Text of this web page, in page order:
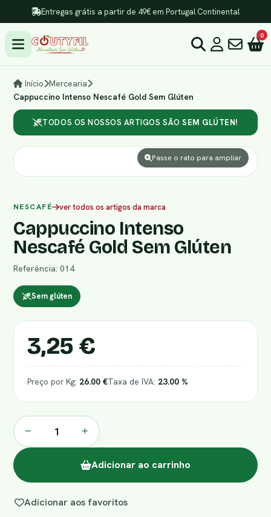
Entregas grátis a partir de 49€ em Portugal Continental
0
Início Mercearia
Cappuccino Intenso Nescafé Gold Sem Glúten
TODOS OS NOSSOS ARTIGOS SÃO SEM GLÚTEN!
Passe o rato para ampliar
NESCAFÉ ver todos os artigos da marca
Cappuccino Intenso
Nescafé Gold Sem Glúten
Referência: 014
Sem glúten
3,25 €
Preço por Kg: 26.00 €Taxa de IVA: 23.00 %
− +
Adicionar ao carrinho
Adicionar aos favoritos